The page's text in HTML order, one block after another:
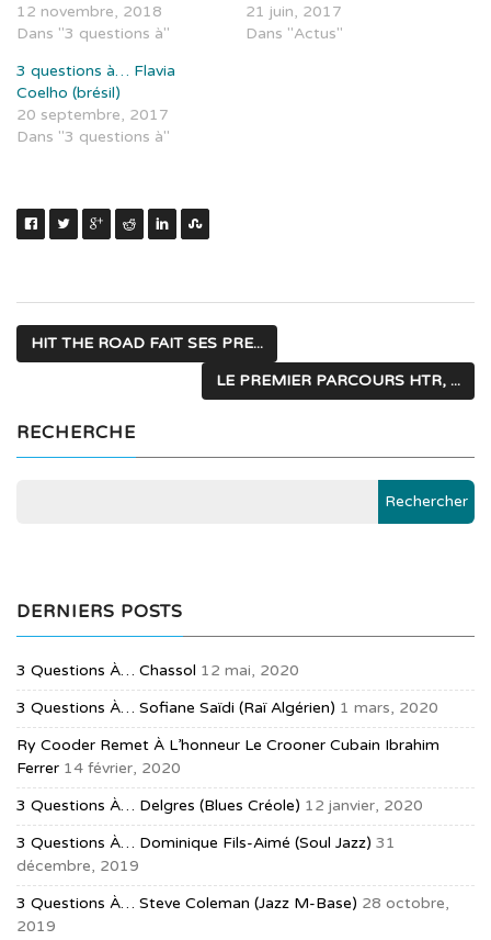
12 novembre, 2018
Dans "3 questions à"
21 juin, 2017
Dans "Actus"
3 questions à… Flavia
Coelho (brésil)
20 septembre, 2017
Dans "3 questions à"
HIT THE ROAD FAIT SES PRE...
LE PREMIER PARCOURS HTR, ...
RECHERCHE
DERNIERS POSTS
3 Questions À… Chassol 12 mai, 2020
3 Questions À… Sofiane Saïdi (raï Algérien) 1 mars, 2020
Ry Cooder Remet À L’honneur Le Crooner Cubain Ibrahim
Ferrer 14 février, 2020
3 Questions À… Delgres (blues Créole) 12 janvier, 2020
3 Questions À… Dominique Fils-Aimé (soul Jazz) 31
décembre, 2019
3 Questions À… Steve Coleman (jazz M-Base) 28 octobre,
2019